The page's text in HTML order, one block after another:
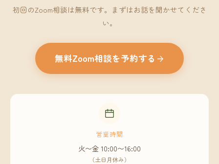
初回のZoom相談は無料です。まずはお話を聞かせてくださ
い。
無料Zoom相談を予約する
営業時間
火〜金 10:00〜16:00
（土日月休み）